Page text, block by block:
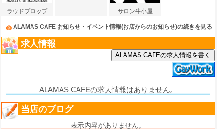
ラウドプロップ サロン牛小屋
ALAMAS CAFE お知らせ・イベント情報(お店からのお知らせ)の続きを見る
求人情報
ALAMAS CAFEの求人情報を書く
ALAMAS CAFEの求人情報はありません。
当店のブログ
表示内容がありません。